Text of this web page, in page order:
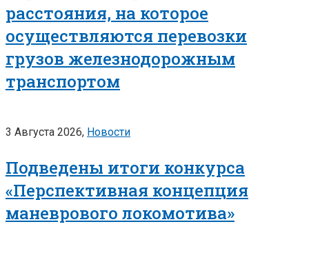
расстояния, на которое
осуществляются перевозки
грузов железнодорожным
транспортом
3 Августа 2026, Новости
Подведены итоги конкурса
«Перспективная концепция
маневрового локомотива»